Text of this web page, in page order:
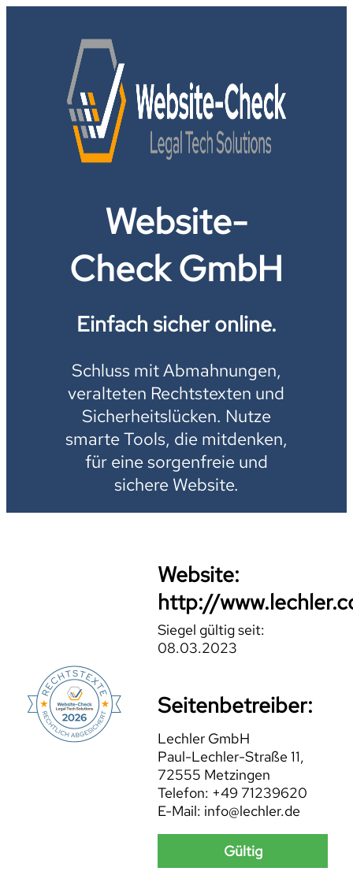
Website-
Check GmbH
Einfach sicher online.
Schluss mit Abmahnungen,
veralteten Rechtstexten und
Sicherheitslücken. Nutze
smarte Tools, die mitdenken,
für eine sorgenfreie und
sichere Website.
Website:
http://
Siegel gültig seit:
08.03.2023
Seitenbetreiber:
Lechler GmbH
Paul-Lechler-Straße 11,
72555 Metzingen
Telefon: +49 71239620
E-Mail: info@lechler.de
Gültig